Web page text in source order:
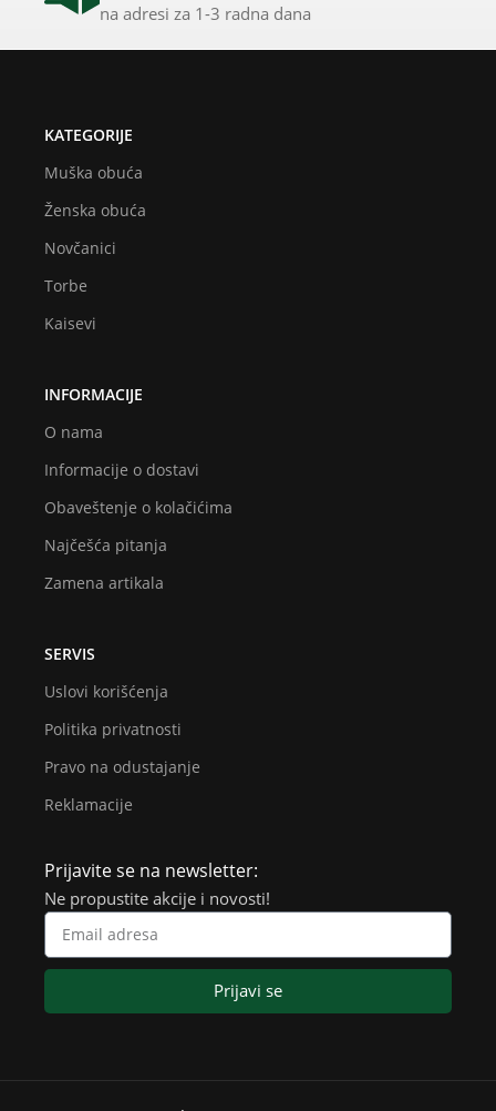
na adresi za 1-3 radna dana
KATEGORIJE
Muška obuća
Ženska obuća
Novčanici
Torbe
Kaisevi
INFORMACIJE
O nama
Informacije o dostavi
Obaveštenje o kolačićima
Najčešća pitanja
Zamena artikala
SERVIS
Uslovi korišćenja
Politika privatnosti
Pravo na odustajanje
Reklamacije
Prijavite se na newsletter:
Ne propustite akcije i novosti!
Prijavi se